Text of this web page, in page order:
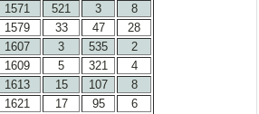
1571 521 3
8
1579 33 47
28
1607 3 535
2
1609 5 321
4
1613 15 107
8
1621 17 95
6